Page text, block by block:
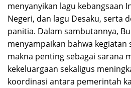
menyanyikan lagu kebangsaan
Negeri, dan lagu Desaku, serta
panitia. Dalam sambutannya,
menyampaikan bahwa
makna penting sebagai sarana
kekeluargaan sekaligus
koordinasi antara pemerintah